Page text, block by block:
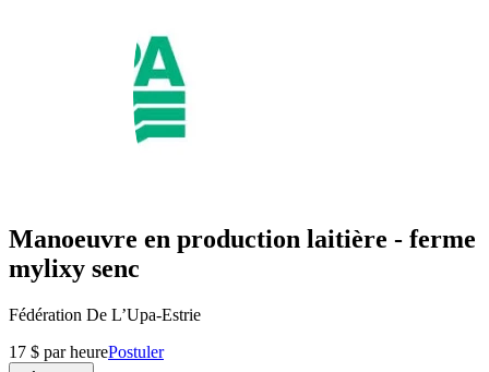
Manoeuvre en production laitière - ferme
mylixy senc
Fédération De L’Upa-Estrie
17 $ par heurePostuler